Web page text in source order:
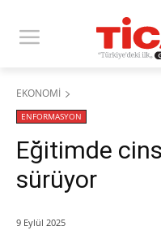
EKONOMİ
ENFORMASYON
Eğitimde
sürüyor
9 Eylül 2025